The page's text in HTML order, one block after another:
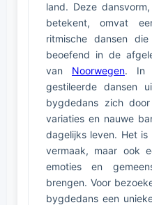
land. Deze
betekent, omvat
ritmische dansen
beoefend in de
van Noorwegen. In
gestileerde dansen
bygdedans zich
variaties en nauwe
dagelijks leven. Het
vermaak, maar ook
emoties en
brengen. Voor
bygdedans een